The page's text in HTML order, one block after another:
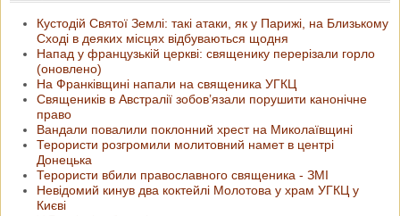
Кустодій Святої Землі: такі атаки, як у Парижі, на Близькому
Сході в деяких місцях відбуваються щодня
Напад у французькій церкві: священику перерізали горло
(оновлено)
На Франківщині напали на священика УГКЦ
Священиків в Австралії зобов’язали порушити канонічне
право
Вандали повалили поклонний хрест на Миколаївщині
Терористи розгромили молитовний намет в центрі
Донецька
Терористи вбили православного священика - ЗМІ
Невідомий кинув два коктейлі Молотова у храм УГКЦ у
Києві